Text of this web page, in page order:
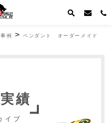
例 >ペンダント オーダーメイド
績
イブ